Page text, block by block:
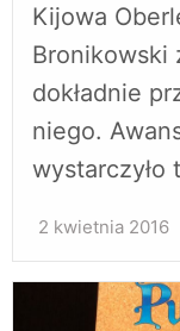
Kijowa
Bronikowski
dokładnie
niego.
Opublikowane
2 kwietnia 2016